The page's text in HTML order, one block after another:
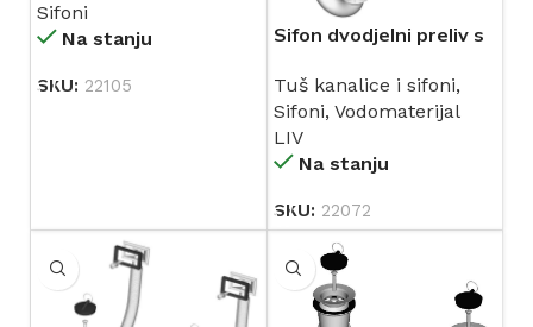
Sifoni
Na stanju
SKU: 22105
Sifon dvodjelni preliv s
(195345) LIV
Tuš kanalice i sifoni,
Sifoni, Vodomaterijal
LIV
Na stanju
SKU: 22072